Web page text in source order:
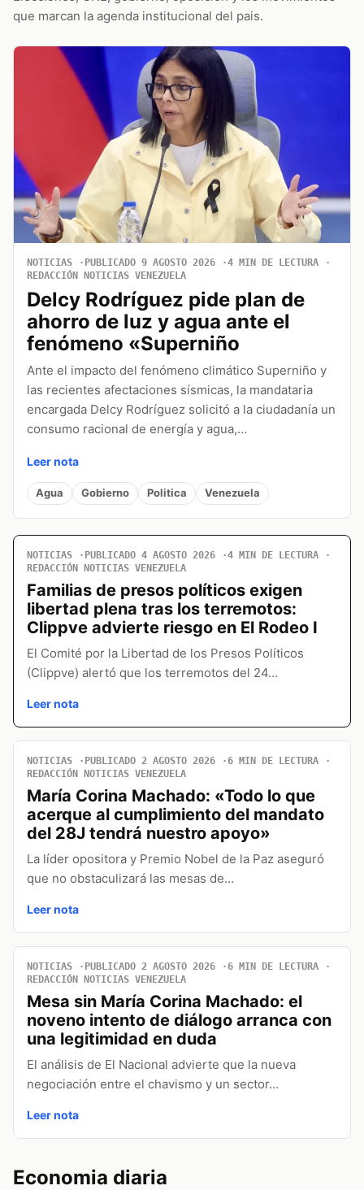
que marcan la agenda institucional del pais.
NOTICIAS PUBLICADO 9 AGOSTO 2026
4 MIN DE LECTURA
REDACCIÓN NOTICIAS VENEZUELA
Delcy Rodríguez pide plan de
ahorro de luz y agua ante el
fenómeno «Superniño
Ante el impacto del fenómeno climático Superniño y
las recientes afectaciones sísmicas, la mandataria
encargada Delcy Rodríguez solicitó a la ciudadanía un
consumo racional de energía y agua,…
Leer nota
Agua Gobierno Politica Venezuela
NOTICIAS PUBLICADO 4 AGOSTO 2026
4 MIN DE LECTURA
REDACCIÓN NOTICIAS VENEZUELA
Familias de presos políticos exigen
libertad plena tras los terremotos:
Clippve advierte riesgo en El Rodeo I
El Comité por la Libertad de los Presos Políticos
(Clippve) alertó que los terremotos del 24…
Leer nota
NOTICIAS PUBLICADO 2 AGOSTO 2026
6 MIN DE LECTURA
REDACCIÓN NOTICIAS VENEZUELA
María Corina Machado: «Todo lo que
acerque al cumplimiento del mandato
del 28J tendrá nuestro apoyo»
La líder opositora y Premio Nobel de la Paz aseguró
que no obstaculizará las mesas de…
Leer nota
NOTICIAS PUBLICADO 2 AGOSTO 2026
6 MIN DE LECTURA
REDACCIÓN NOTICIAS VENEZUELA
Mesa sin María Corina Machado: el
noveno intento de diálogo arranca con
una legitimidad en duda
El análisis de El Nacional advierte que la nueva
negociación entre el chavismo y un sector…
Leer nota
Economia diaria